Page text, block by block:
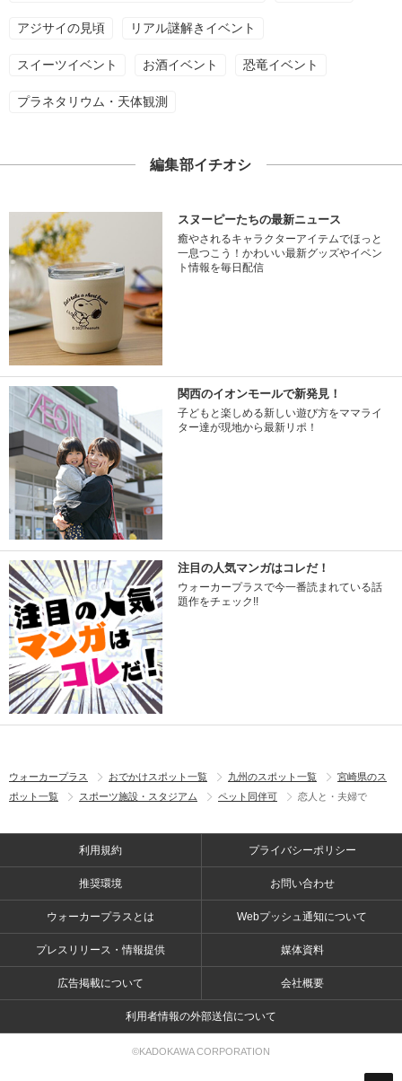
アジサイの見頃 リアル謎解きイベント
スイーツイベント お酒イベント 恐竜イベント
プラネタリウム・天体観測
編集部イチオシ
スヌーピーたちの最新ニュース
癒やされるキャラクターアイテムでほっと
一息つこう！かわいい最新グッズやイベン
ト情報を毎日配信
関西のイオンモールで新発見！
子どもと楽しめる新しい遊び方をママライ
ター達が現地から最新リポ！
注目の人気マンガはコレだ！
ウォーカープラスで今一番読まれている話
題作をチェック!!
ウォーカープラス おでかけスポット一覧 九州のスポット一覧
宮崎県のス
ポット一覧
スポーツ施設・スタジアム ペット同伴可 恋人と・夫婦で
利用規約 プライバシーポリシー
推奨環境 お問い合わせ
ウォーカープラスとは Webプッシュ通知について
プレスリリース・情報提供 媒体資料
広告掲載について 会社概要
利用者情報の外部送信について
©KADOKAWA CORPORATION